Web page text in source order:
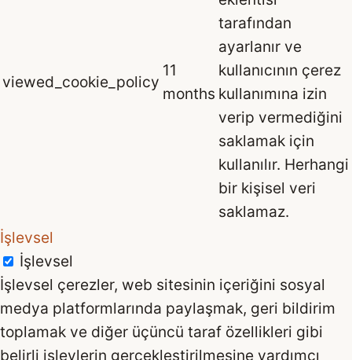
viewed_cookie_policy
11
months
tarafından
ayarlanır ve
kullanıcının çerez
kullanımına izin
verip vermediğini
saklamak için
kullanılır. Herhangi
bir kişisel veri
saklamaz.
İşlevsel
İşlevsel
İşlevsel çerezler, web sitesinin içeriğini sosyal
medya platformlarında paylaşmak, geri bildirim
toplamak ve diğer üçüncü taraf özellikleri gibi
belirli işlevlerin gerçekleştirilmesine yardımcı